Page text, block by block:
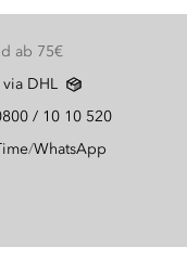
ab 75€
DHL
/ 10 10 520
/WhatsApp